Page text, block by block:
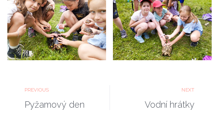
Želvičky-9
PREVIOUS
Pyžamový den
NEXT
Vodní hrátky